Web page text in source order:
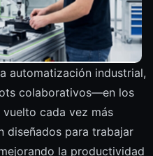
automatización industrial,
colaborativos—en los
cada vez más
diseñados para trabajar
la productividad